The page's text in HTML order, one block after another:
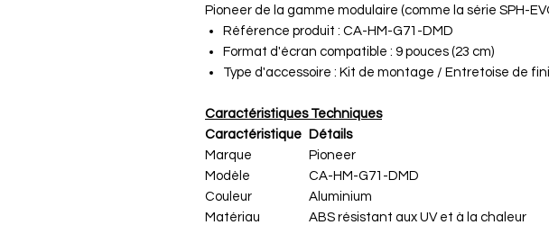
Pioneer de la gamme modulaire (comme la série SPH-
Référence produit : CA-HM-G71-DMD
Format d'écran compatible : 9 pouces (23 cm)
Type d'accessoire : Kit de montage / Entretoise de
Caractéristiques Techniques
Caractéristique Détails
Marque
Pioneer
Modèle
CA-HM-G71-DMD
Couleur
Aluminium
Matériau
ABS résistant aux UV et à la chaleur